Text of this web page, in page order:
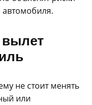
автомобиля.
не стоит менять
или